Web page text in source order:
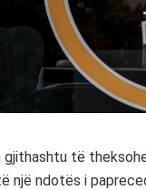
gjithashtu të
një ndotës i